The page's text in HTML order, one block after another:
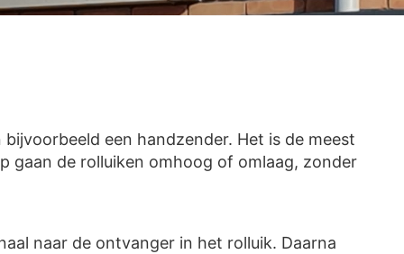
een handzender. Het is de meest
gaan de rolluiken omhoog of omlaag, zonder
naar de ontvanger in het rolluik. Daarna